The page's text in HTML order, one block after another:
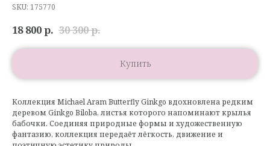
SKU: 175770
18 800р. 30 300р.
Купить
Коллекция Michael Aram Butterfly Ginkgo вдохновлена редким
деревом Ginkgo Biloba, листья которого напоминают крылья
бабочки. Соединяя природные формы и художественную
фантазию, коллекция передаёт лёгкость, движение и